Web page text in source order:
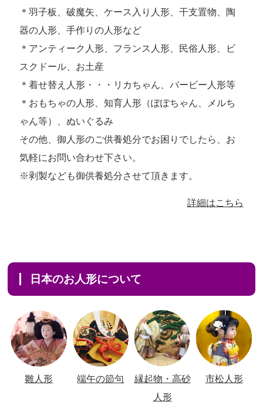
＊羽子板、破魔矢、ケース入り人形、干支置物、陶
器の人形、手作りの人形など
＊アンティーク人形、フランス人形、民俗人形、ビ
スクドール、お土産
＊着せ替え人形・・・リカちゃん、バービー人形等
＊おもちゃの人形、知育人形（ぽぽちゃん、メルち
ゃん等）、ぬいぐるみ
その他、御人形のご供養処分でお困りでしたら、お
気軽にお問い合わせ下さい。
※剥製なども御供養処分させて頂きます。
詳細はこちら
日本のお人形について
雛人形 端午の節句
縁起物・高砂
人形
市松人形